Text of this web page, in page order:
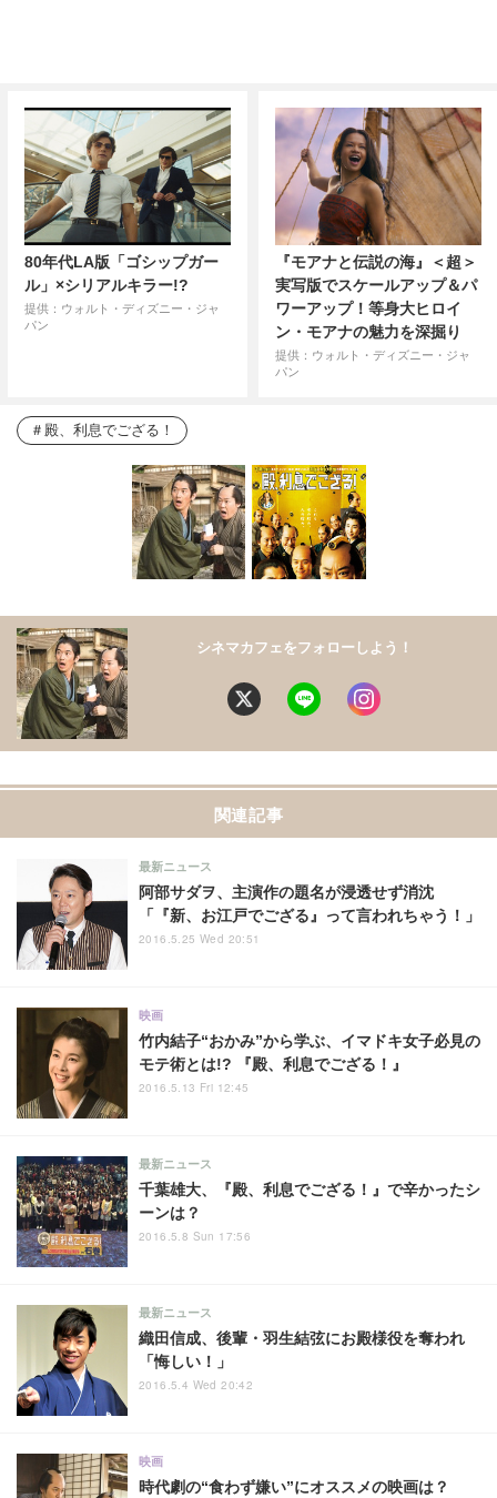
80年代LA版「ゴシップガー
ル」×シリアルキラー!?
提供：ウォルト・ディズニー・ジャ
パン
『モアナと伝説の海』＜超＞
実写版でスケールアップ＆パ
ワーアップ！等身大ヒロイ
ン・モアナの魅力を深掘り
提供：ウォルト・ディズニー・ジャ
パン
殿、利息でござる！
シネマカフェをフォローしよう！
関連記事
阿部サダヲ、主演作の題名が浸透せず消沈
「『新、お江戸でござる』って言われちゃう！」
最新ニュース
2016.5.25 Wed 20:51
竹内結子“おかみ”から学ぶ、イマドキ女子必見の
モテ術とは!? 『殿、利息でござる！』
映画
2016.5.13 Fri 12:45
千葉雄大、『殿、利息でござる！』で辛かったシ
ーンは？
最新ニュース
2016.5.8 Sun 17:56
織田信成、後輩・羽生結弦にお殿様役を奪われ
「悔しい！」
最新ニュース
2016.5.4 Wed 20:42
時代劇の“食わず嫌い”にオススメの映画は？
映画